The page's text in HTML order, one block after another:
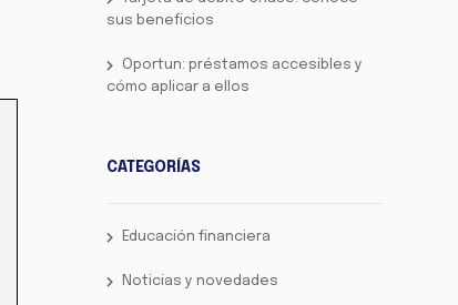
sus beneficios
Oportun: préstamos accesibles y
cómo aplicar a ellos
CATEGORÍAS
Educación financiera
Noticias y novedades